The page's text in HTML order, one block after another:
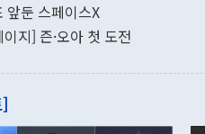
"우리의 선
관은 업무
이 9월 러시
기록했지만
로 전환됐다.
는 배당수입
였던 올해 3
앞둔 스페이스X
지] 즌·오아 첫 도전